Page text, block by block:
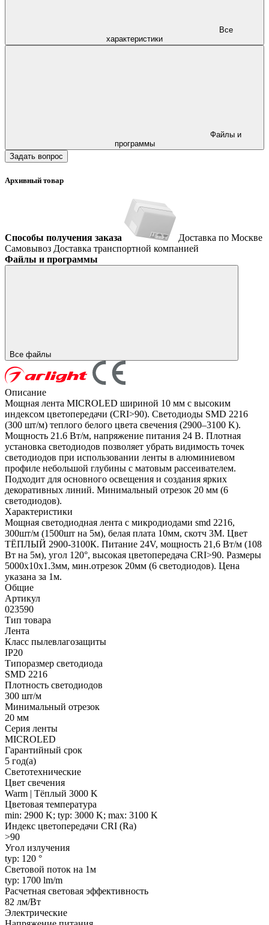
характеристики
программы
Задать вопрос
Архивный товар
Способы получения заказа
Доставка по Москве
Самовывоз Доставка транспортной компанией
Файлы и программы
Все файлы
Описание
Мощная лента MICROLED шириной 10 мм с высоким
индексом цветопередачи (CRI>90). Светодиоды SMD 2216
(300 шт/м) теплого белого цвета свечения (2900–3100 K).
Мощность 21.6 Вт/м, напряжение питания 24 В. Плотная
установка светодиодов позволяет убрать видимость точек
светодиодов при использовании ленты в алюминиевом
профиле небольшой глубины с матовым рассеивателем.
Подходит для основного освещения и создания ярких
декоративных линий. Минимальный отрезок 20 мм (6
светодиодов).
Характеристики
Мощная светодиодная лента с микродиодами smd 2216,
300шт/м (1500шт на 5м), белая плата 10мм, скотч 3М. Цвет
ТЁПЛЫЙ 2900-3100К. Питание 24V, мощность 21,6 Вт/м (108
Вт на 5м), угол 120°, высокая цветопередача CRI>90. Размеры
5000x10х1.3мм, мин.отрезок 20мм (6 светодиодов). Цена
указана за 1м.
Общие
Артикул
023590
Тип товара
Лента
Класс пылевлагозащиты
IP20
Типоразмер светодиода
SMD 2216
Плотность светодиодов
300 шт/м
Минимальный отрезок
20 мм
Серия ленты
MICROLED
Гарантийный срок
5 год(а)
Светотехнические
Цвет свечения
Warm | Тёплый 3000 K
Цветовая температура
min: 2900 K; typ: 3000 K; max: 3100 K
Индекс цветопередачи CRI (Ra)
>90
Угол излучения
typ: 120 °
Световой поток на 1м
typ: 1700 lm/m
Расчетная световая эффективность
82 лм/Вт
Электрические